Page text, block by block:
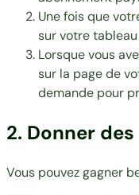
Une fois que
sur votre
Lorsque vous
sur la page de
demande pour
2. Donner
Vous pouvez gagner